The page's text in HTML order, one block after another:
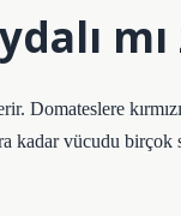
mı
Domateslere
kadar vücudu birçok